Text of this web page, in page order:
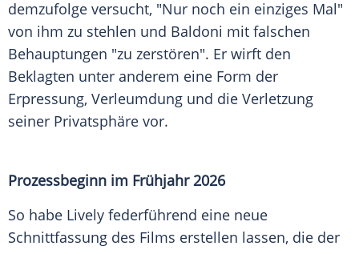
demzufolge versucht, "Nur noch ein einziges Mal"
von ihm zu stehlen und Baldoni mit falschen
Behauptungen "zu zerstören". Er wirft den
Beklagten unter anderem eine Form der
Erpressung, Verleumdung und die Verletzung
seiner Privatsphäre vor.
Prozessbeginn im Frühjahr 2026
So habe Lively federführend eine neue
Schnittfassung des Films erstellen lassen, die der